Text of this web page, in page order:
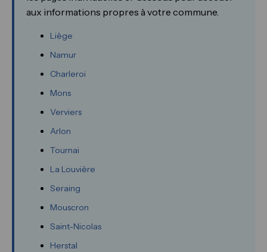
aux informations propres à votre commune.
Liège
Namur
Charleroi
Mons
Verviers
Arlon
Tournai
La Louvière
Seraing
Mouscron
Saint-Nicolas
Herstal